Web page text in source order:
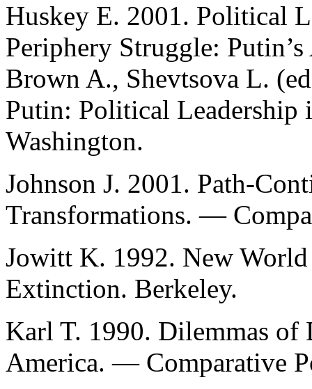
Huskey E. 2001. Political
Periphery Struggle:
Brown A., Shevtsova L.
Putin: Political Leadership
Washington.
Johnson J. 2001. Path-
Transformations. —
Jowitt K. 1992. New
Extinction. Berkeley.
Karl T. 1990. Dilemmas
America. — Comparative